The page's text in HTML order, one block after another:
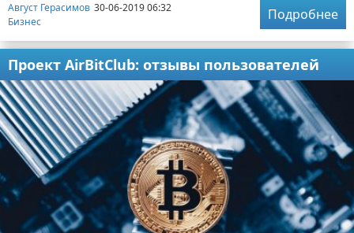
Август Герасимов 30-06-2019 06:32
Бизнес
Подробнее
Проект AirBitClub: отзывы пользователей